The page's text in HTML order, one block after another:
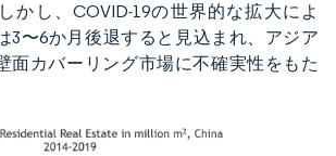
かし、COVID-19の世界的な拡大によ
3〜6か月後退すると見込まれ、アジア
面カバーリング市場に不確実性をもた